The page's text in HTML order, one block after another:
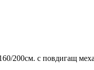
200см. с повдигащ